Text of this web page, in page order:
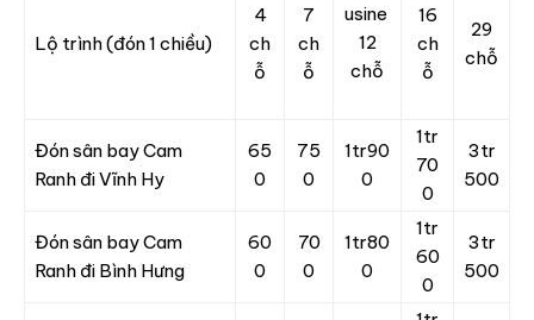
Lộ trình (đón 1 chiều)
4
ch
ỗ
7
ch
ỗ
usine
12
chỗ
16
ch
ỗ
29
chỗ
Đón sân bay Cam
Ranh đi Vĩnh Hy
65
0
75
0
1tr90
0
1tr
70
0
3tr
500
Đón sân bay Cam
Ranh đi Bình Hưng
60
0
70
0
1tr80
0
1tr
60
0
3tr
500